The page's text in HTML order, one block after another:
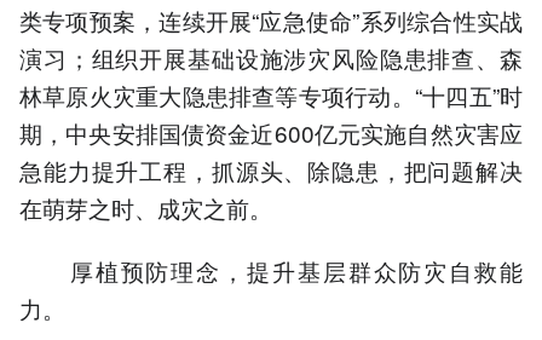
类专项预案，连续开展“应急使命”系列综合性实战
演习；组织开展基础设施涉灾风险隐患排查、森
林草原火灾重大隐患排查等专项行动。“十四五”时
期，中央安排国债资金近600亿元实施自然灾害应
急能力提升工程，抓源头、除隐患，把问题解决
在萌芽之时、成灾之前。
厚植预防理念，提升基层群众防灾自救能
力。